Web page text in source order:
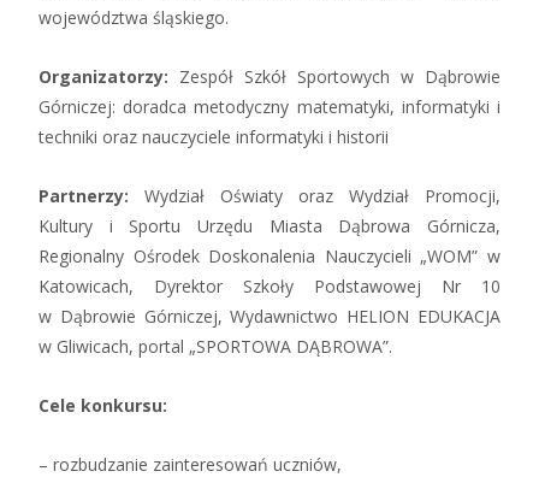
województwa śląskiego.
Organizatorzy: Zespół Szkół Sportowych w Dąbrowie
Górniczej: doradca metodyczny matematyki, informatyki i
techniki oraz nauczyciele informatyki i historii
Partnerzy: Wydział Oświaty oraz Wydział Promocji,
Kultury i Sportu Urzędu Miasta Dąbrowa Górnicza,
Regionalny Ośrodek Doskonalenia Nauczycieli „WOM” w
Katowicach, Dyrektor Szkoły Podstawowej Nr 10
w Dąbrowie Górniczej, Wydawnictwo HELION EDUKACJA
w Gliwicach, portal „SPORTOWA DĄBROWA”.
Cele konkursu:
– rozbudzanie zainteresowań uczniów,